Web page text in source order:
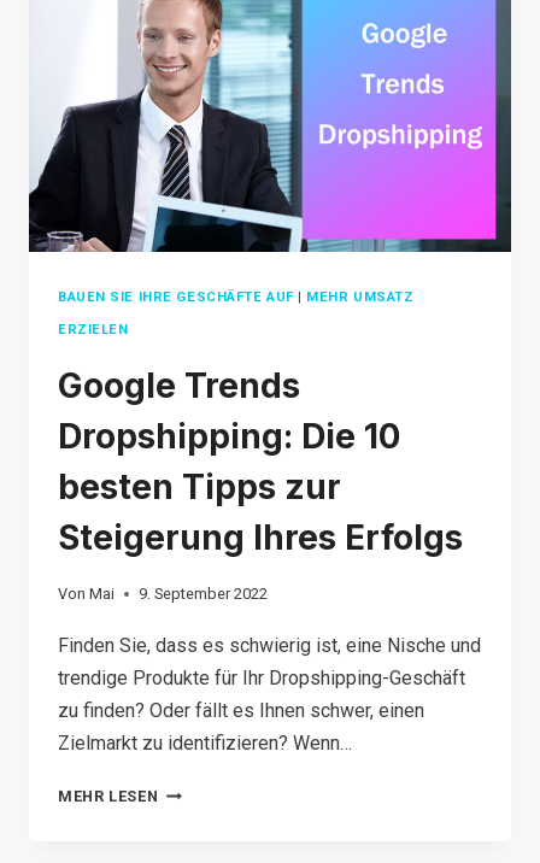
UMSATZES
BAUEN SIE IHRE GESCHÄFTE AUF| MEHR UMSATZ
ERZIELEN
Google Trends
Dropshipping: Die 10
besten Tipps zur
Steigerung Ihres Erfolgs
Von Mai 9. September 2022
Finden Sie, dass es schwierig ist, eine Nische und
trendige Produkte für Ihr Dropshipping-Geschäft
zu finden? Oder fällt es Ihnen schwer, einen
Zielmarkt zu identifizieren? Wenn…
MEHR LESEN GOOGLE